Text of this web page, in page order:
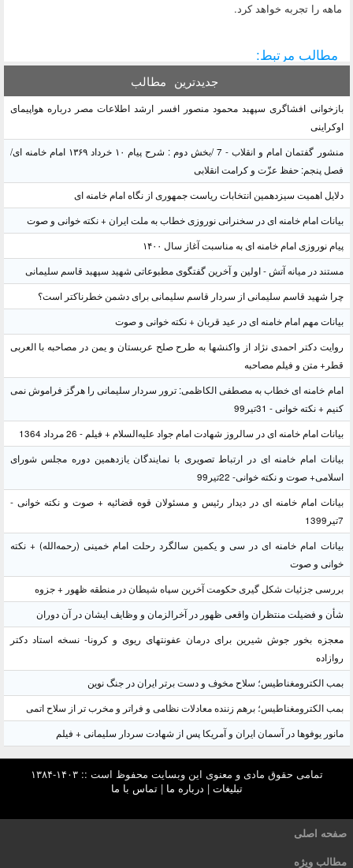
ماهه را تجربه خواهد کرد.
مطالب مرتبط:
جدیدترین مطالب
بازخوانی افشاگری سپهبد محمود منصور افسر ارشد اطلاعات مصر درباره هواپیمای
اوکراینی
منشور گفتمان امام و انقلاب - 7 /بخش دوم : شرح پیام ۱۰ خرداد ۱۳۶۹ امام خامنه ای/
فصل پنجم: حفظ عزّت و کرامت انقلابی
دلایل اهمیت سیزدهمین انتخابات ریاست جمهوری از نگاه امام خامنه ای
بیانات امام خامنه ای در سخنرانی نوروزی خطاب به ملت ایران + نکته خوانی و صوت
پیام نوروزی امام خامنه ای به مناسبت آغاز سال ۱۴۰۰
مستند در میانه آتش - اولین و آخرین گفتگوی مطبوعاتی شهید سپهبد قاسم سلیمانی
چرا شهید قاسم سلیمانی از سردار قاسم سلیمانی برای دشمن خطرناکتر است؟
بیانات مهم امام خامنه ای در عید قربان + نکته خوانی و صوت
روایت دکتر احمدی نژاد از واکنشها به طرح صلح عربستان و یمن در مصاحبه با العربی
قطر+ متن و فیلم مصاحبه
امام خامنه ای خطاب به مصطفی الکاظمی: ترور سردار سلیمانی را هرگز فراموش نمی
کنیم + نکته خوانی - 31تیر99
بیانات امام خامنه ای در سالروز شهادت امام جواد علیه‌السلام + فیلم - 26 مرداد 1364
بیانات امام خامنه ای در ارتباط تصویری با نمایندگان یازدهمین دوره مجلس شورای
اسلامی+ صوت و نکته خوانی- 22تیر99
بیانات امام خامنه ای در دیدار رئیس و مسئولان قوه قضائیه + صوت و نکته خوانی -
7تیر1399
بیانات امام خامنه ای در سی و یکمین سالگرد رحلت امام خمینی (رحمه‌الله) + نکته
خوانی و صوت
بررسی جزئیات شکل گیری حکومت آخرین سپاه شیطان در منطقه ظهور + جزوه
شأن و فضیلت منتظران واقعی ظهور در آخرالزمان و وظایف ایشان در آن دوران
معجزه بخور جوش شیرین برای درمان عفونتهای ریوی و کرونا- نسخه استاد دکتر
روازاده
بمب الکترومغناطیس؛ سلاح مخوف و دست برتر ایران در جنگ نوین
بمب الکترومغناطیس؛ برهم زننده معادلات نظامی و فراتر و مخرب تر از سلاح اتمی
مانور یوفوها در آسمان ایران و آمریکا پس از شهادت سردار سلیمانی + فیلم
تمامی حقوق مادی و معنوی این وبسایت محفوظ است :: ۱۴۰۳-۱۳۸۴
تبلیغات | درباره ما |تماس با ما
صفحه اصلی
مطالب ویژه